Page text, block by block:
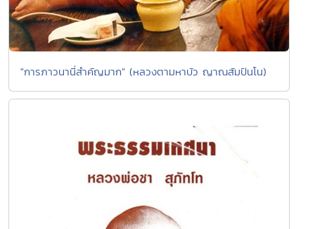
"การภาวนานี่สำคัญมาก" (หลวงตามหาบัว ญาณสัมปันโน)